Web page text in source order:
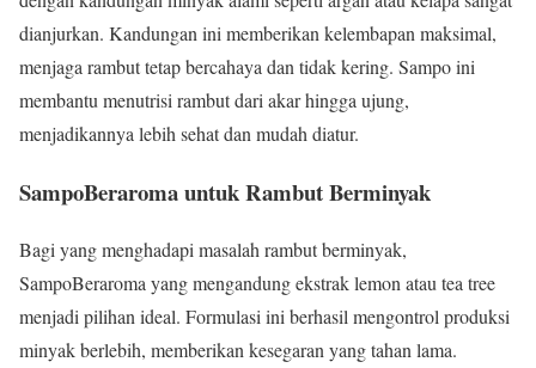
dianjurkan. Kandungan ini memberikan kelembapan maksimal,
menjaga rambut tetap bercahaya dan tidak kering. Sampo ini
membantu menutrisi rambut dari akar hingga ujung,
menjadikannya lebih sehat dan mudah diatur.
SampoBeraroma untuk Rambut Berminyak
Bagi yang menghadapi masalah rambut berminyak,
SampoBeraroma yang mengandung ekstrak lemon atau tea tree
menjadi pilihan ideal. Formulasi ini berhasil mengontrol produksi
minyak berlebih, memberikan kesegaran yang tahan lama.